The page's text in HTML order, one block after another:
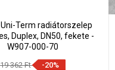
Term radiátorszelep
Duplex, DN50, fekete -
W907-000-70
19 362 Ft -20%